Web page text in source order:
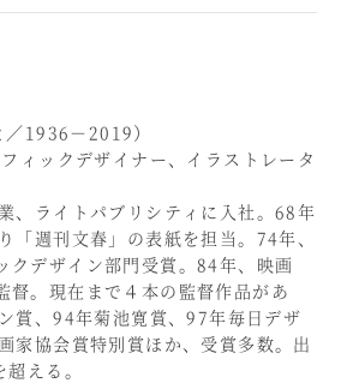
1936－2019）
ィックデザイナー、イラストレータ
、ライトパブリシティに入社。68年
「週刊文春」の表紙を担当。74年、
クデザイン部門受賞。84年、映画
督。現在まで４本の監督作品があ
賞、94年菊池寛賞、97年毎日デザ
家協会賞特別賞ほか、受賞多数。出
える。